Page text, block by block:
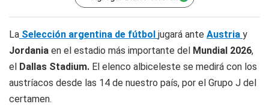
La Selección argentina de fútbol jugará ante Austria y
Jordania en el estadio más importante del Mundial 2026,
el Dallas Stadium. El elenco albiceleste se medirá con los
austríacos desde las 14 de nuestro país, por el Grupo J del
certamen.